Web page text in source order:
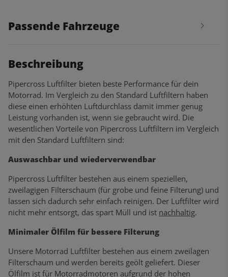
Passende Fahrzeuge
Beschreibung
Pipercross Luftfilter bieten beste Performance für dein
Motorrad. Im Vergleich zu den Standard Luftfiltern haben
diese einen erhöhten Luftdurchlass damit immer genug
Leistung vorhanden ist, wenn sie gebraucht wird. Die
wesentlichen Vorteile von Pipercross Luftfiltern im Vergleich
mit den Standard Luftfiltern sind:
Auswaschbar und wiederverwendbar
Pipercross Luftfilter bestehen aus einem speziellen,
zweilagigen Filterschaum (für grobe und feine Filterung) und
lassen sich dadurch sehr einfach reinigen. Der Luftfilter wird
nicht mehr entsorgt, das spart Müll und ist nachhaltig.
Minimaler Ölfilm für bessere Filterung
Unsere Motorrad Luftfilter bestehen aus einem zweilagen
Filterschaum und werden bereits geölt geliefert. Dieser
Ölfilm ist für Motorradmotoren aufgrund der hohen